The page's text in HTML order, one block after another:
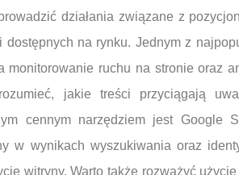
działania związane z
dostępnych na rynku. Jednym z
monitorowanie ruchu na stronie oraz
jakie treści przyciągają
cennym narzędziem jest Google
w wynikach wyszukiwania oraz
witryny. Warto także rozważyć